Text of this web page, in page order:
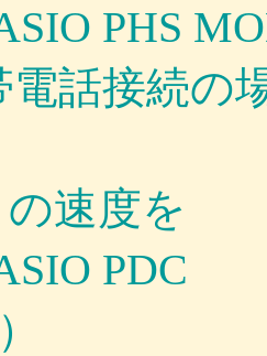
PHS
電話接続の
繋
速度を
PDC